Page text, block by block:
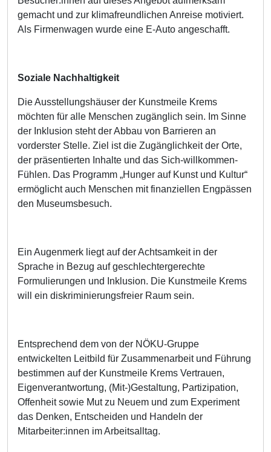
gemacht und zur klimafreundlichen Anreise motiviert.
Als Firmenwagen wurde eine E-Auto angeschafft.
Soziale Nachhaltigkeit
Die Ausstellungshäuser der Kunstmeile Krems
möchten für alle Menschen zugänglich sein. Im Sinne
der Inklusion steht der Abbau von Barrieren an
vorderster Stelle. Ziel ist die Zugänglichkeit der Orte,
der präsentierten Inhalte und das Sich-willkommen-
Fühlen. Das Programm „Hunger auf Kunst und Kultur“
ermöglicht auch Menschen mit finanziellen Engpässen
den Museumsbesuch.
Ein Augenmerk liegt auf der Achtsamkeit in der
Sprache in Bezug auf geschlechtergerechte
Formulierungen und Inklusion. Die Kunstmeile Krems
will ein diskriminierungsfreier Raum sein.
Entsprechend dem von der NÖKU-Gruppe
entwickelten Leitbild für Zusammenarbeit und Führung
bestimmen auf der Kunstmeile Krems Vertrauen,
Eigenverantwortung, (Mit-)Gestaltung, Partizipation,
Offenheit sowie Mut zu Neuem und zum Experiment
das Denken, Entscheiden und Handeln der
Mitarbeiter:innen im Arbeitsalltag.